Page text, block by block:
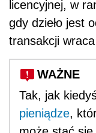
licencyjnej, w
gdy dzieło jest
transakcji
WAŻNE
Tak, jak
pieniądze,